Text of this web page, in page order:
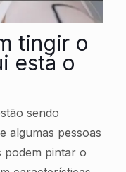
tingir o
está o
sendo
algumas pessoas
podem pintar o